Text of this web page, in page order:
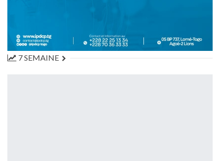
7 SEMAINE